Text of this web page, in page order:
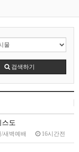
검색하기
스도
새벽예배 16시간전